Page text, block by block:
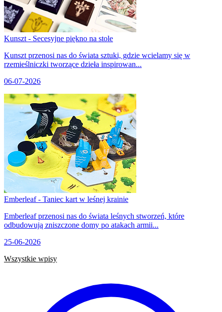
Kunszt - Secesyjne piękno na stole
Kunszt przenosi nas do świata sztuki, gdzie wcielamy się w
rzemieślniczki tworzące dzieła inspirowan...
06-07-2026
Emberleaf - Taniec kart w leśnej krainie
Emberleaf przenosi nas do świata leśnych stworzeń, które
odbudowują zniszczone domy po atakach armii...
25-06-2026
Wszystkie wpisy